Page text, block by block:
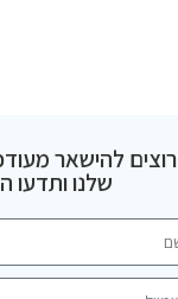
רוצים להישאר
שלנו ותדעו